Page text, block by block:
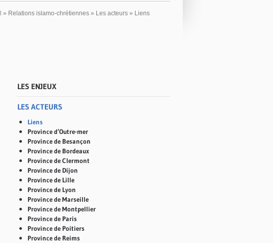
» Relations islamo-chrétiennes » Les acteurs » Liens
LES ENJEUX
LES ACTEURS
Liens
Province d’Outre-mer
Province de Besançon
Province de Bordeaux
Province de Clermont
Province de Dijon
Province de Lille
Province de Lyon
Province de Marseille
Province de Montpellier
Province de Paris
Province de Poitiers
Province de Reims